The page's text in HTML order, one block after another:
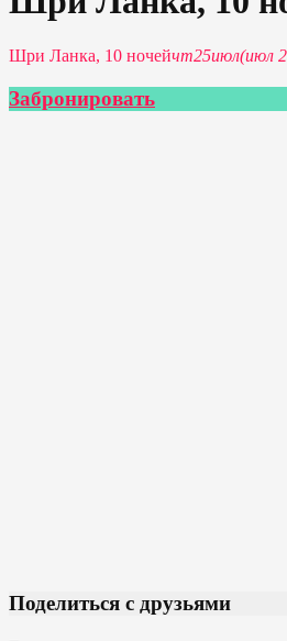
Шри Ланка, 10 ночейчт25июл(июл
Забронировать
Поделиться с друзьями